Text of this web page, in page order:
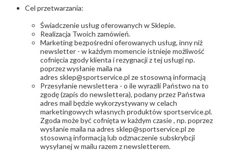
Cel przetwarzania:
Świadczenie usług oferowanych w Sklepie.
Realizacja Twoich zamówień.
Marketing bezpośredni oferowanych usług, inny niż
newsletter - w każdym momencie istnieje możliwość
cofnięcia zgody klienta i rezygnacji z tej usługinp.
poprzez wysłanie maila na
adres sklep@sportservice.pl ze stosowną informacją
Przesyłanie newslettera -o ile wyrazili Państwo na to
zgodę (zapis do newslettera), podany przez Państwa
adres mail będzie wykorzystywany w celach
marketingowych własnych produktów sportservice.pl.
Zgoda może być cofnięta w każdym czasie , np. poprzez
wysłanie maila na adres sklep@sportservice.pl ze
stosowną informacją lub odznaczenie subskrybcji
wysyłanej w mailu razem z newsletterem.